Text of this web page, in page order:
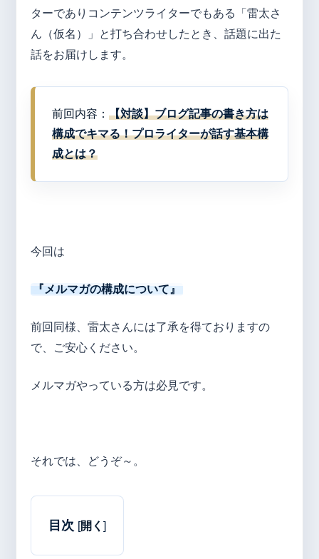
ターでありコンテンツライターでもある「雷太さ
ん（仮名）」と打ち合わせしたとき、話題に出た
話をお届けします。
前回内容：【対談】ブログ記事の書き方は
構成でキマる！プロライターが話す基本構
成とは？
今回は
『メルマガの構成について』
前回同様、雷太さんには了承を得ておりますの
で、ご安心ください。
メルマガやっている方は必見です。
それでは、どうぞ～。
目次 [開く]